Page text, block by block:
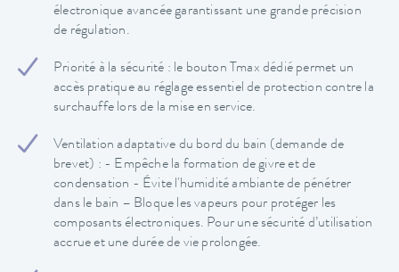
électronique avancée garantissant une grande précision
de régulation.
Priorité à la sécurité : le bouton Tmax dédié permet un
accès pratique au réglage essentiel de protection contre la
surchauffe lors de la mise en service.
Ventilation adaptative du bord du bain (demande de
brevet) : - Empêche la formation de givre et de
condensation - Évite l'humidité ambiante de pénétrer
dans le bain – Bloque les vapeurs pour protéger les
composants électroniques. Pour une sécurité d’utilisation
accrue et une durée de vie prolongée.